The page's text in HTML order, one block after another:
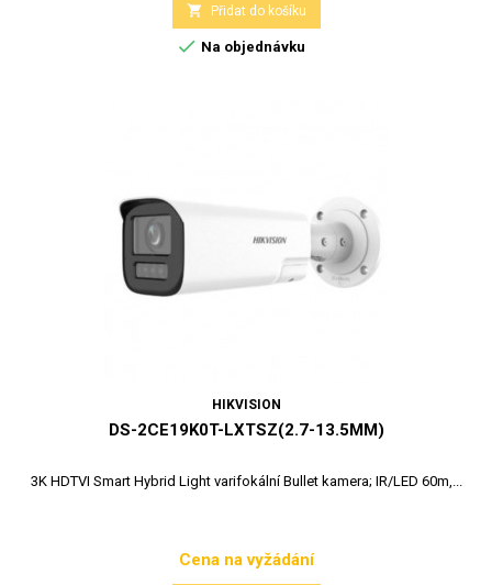
 Přidat do košíku
 Na objednávku
HIKVISION
DS-2CE19K0T-LXTSZ(2.7-13.5MM)
3K HDTVI Smart Hybrid Light varifokální Bullet kamera; IR/LED 60m,...
Cena
Cena na vyžádání